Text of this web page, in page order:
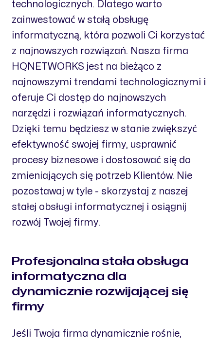
technologicznych. Dlatego warto
zainwestować w stałą obsługę
informatyczną, która pozwoli Ci korzystać
z najnowszych rozwiązań. Nasza firma
HQNETWORKS jest na bieżąco z
najnowszymi trendami technologicznymi i
oferuje Ci dostęp do najnowszych
narzędzi i rozwiązań informatycznych.
Dzięki temu będziesz w stanie zwiększyć
efektywność swojej firmy, usprawnić
procesy biznesowe i dostosować się do
zmieniających się potrzeb Klientów. Nie
pozostawaj w tyle - skorzystaj z naszej
stałej obsługi informatycznej i osiągnij
rozwój Twojej firmy.
Profesjonalna stała obsługa
informatyczna dla
dynamicznie rozwijającej się
firmy
Jeśli Twoja firma dynamicznie rośnie,